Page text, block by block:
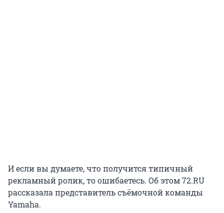
И если вы думаете, что получится типичный
рекламный ролик, то ошибаетесь. Об этом 72.RU
рассказала представитель съёмочной команды
Yamaha.